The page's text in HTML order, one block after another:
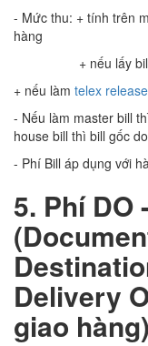
- Mức thu: + tính trên
hàng
+ nếu lấy bill gốc
+ nếu làm telex release
- Nếu làm master bill
house bill thì bill gốc do
- Phí Bill áp dụng với
5. Phí DO
Delivery
giao hàng)